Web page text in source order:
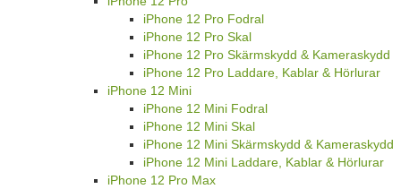
iPhone 12 Pro Fodral
iPhone 12 Pro Skal
iPhone 12 Pro Skärmskydd & Kameraskydd
iPhone 12 Pro Laddare, Kablar & Hörlurar
iPhone 12 Mini
iPhone 12 Mini Fodral
iPhone 12 Mini Skal
iPhone 12 Mini Skärmskydd & Kameraskydd
iPhone 12 Mini Laddare, Kablar & Hörlurar
iPhone 12 Pro Max